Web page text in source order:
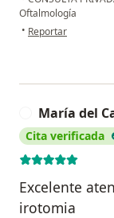
Oftalmología
• en opinión del
Reportar
María del
Cita verificada
Excelente
irotomia